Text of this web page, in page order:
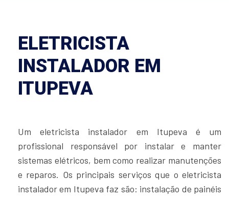
ELETRICISTA
INSTALADOR EM
ITUPEVA
Um eletricista instalador em Itupeva é um
profissional responsável por instalar e manter
sistemas elétricos, bem como realizar manutenções
e reparos. Os principais serviços que o eletricista
instalador em Itupeva faz são: instalação de painéis